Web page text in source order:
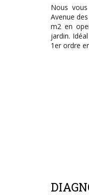
Nous
Avenue
m2 en
jardin.
1er ordre